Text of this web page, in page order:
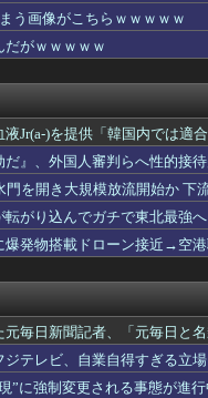
22人を搭乗拒否。タイの航...
判らへ性的接待疑惑→ロンド
携帯ショップで見せた態度に
「司法の女割」批判が紛糾...
ｗｗｗｗｗｗｗｗｗｗｗｗｗ
さんが出演...
来たので逃げようとするも眼
の不祥事を詳細に報道！」→
ｗｗｗ
になるもお構いなしｗｗｗｗ
報｜試合実況｜8/8 ...
だよな
作ゲームやってみる！」
嫁は「私の料理は間違ってな
う画像がこちらｗｗｗｗｗ
だがｗｗｗｗｗ
液Jr(a-)を提供「韓国内では
だ』、外国人審判らへ性的
門を開き大規模放流開始か
がり込んでガチで東北最強へ
爆発物搭載ドローン接近→空
毎日新聞記者、「元毎日と
ジテレビ、自業自得すぎる立
”に強制変更される事態が